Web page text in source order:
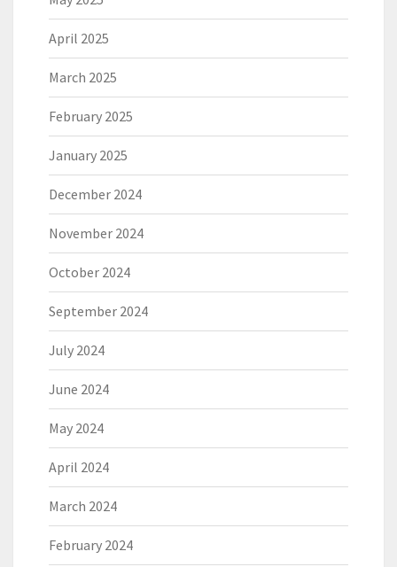
April 2025
March 2025
February 2025
January 2025
December 2024
November 2024
October 2024
September 2024
July 2024
June 2024
May 2024
April 2024
March 2024
February 2024